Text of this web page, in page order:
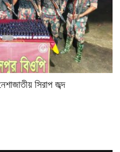
সিরাপ জব্দ